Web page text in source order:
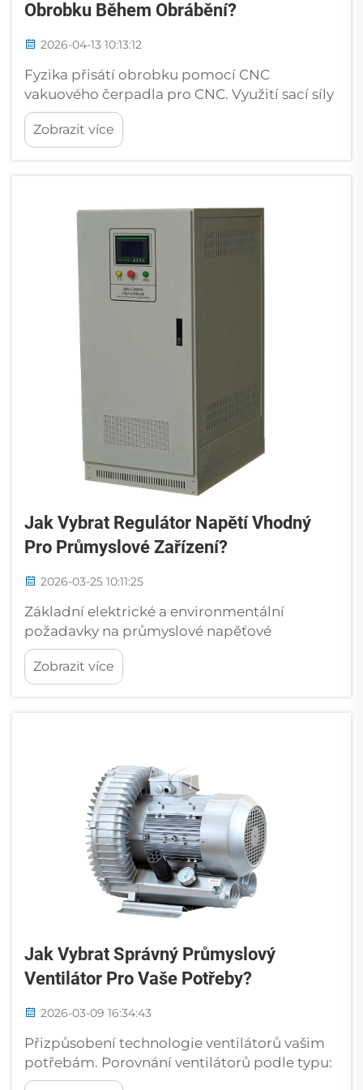
Obrobku Během Obrábění?
2026-04-13 10:13:12
Fyzika přisátí obrobku pomocí CNC
vakuového čerpadla pro CNC. Využití sací síly
k vytvoření upínací síly. CNC vakuová
čerpadla odčerpávají vzduch pod obrobkem,
čímž vytvářejí rozdíl tlaků. Samotné obrobky
Zobrazit více
Jak Vybrat Regulátor Napětí Vhodný
Pro Průmyslové Zařízení?
2026-03-25 10:11:25
Základní elektrické a environmentální
požadavky na průmyslové napěťové
regulátory Průmyslové napěťové regulátory
musí udržovat přesnou regulaci výstupního
napětí i přes kolísání, jako je například
Zobrazit více
Jak Vybrat Správný Průmyslový
Ventilátor Pro Vaše Potřeby?
2026-03-09 16:34:43
Přizpůsobení technologie ventilátorů vašim
potřebám. Porovnání ventilátorů podle typu:
odstředivé, objemové, regenerativní. Při